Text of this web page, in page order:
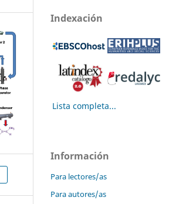
Indexación
Lista completa...
Información
Para lectores/as
Para autores/as